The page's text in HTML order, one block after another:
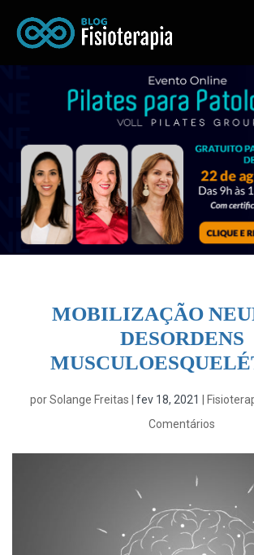
MOBILIZAÇÃO
DESORDENS
porSolange Freitas fev 18, 2021
Comentários